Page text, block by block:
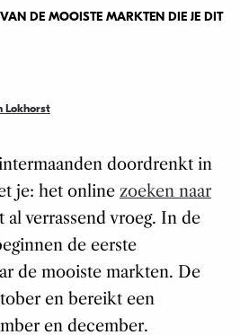
DE MOOISTE MARKTEN DIE JE DIT
Lokhorst
doordrenkt in
je: het online zoeken naar
verrassend vroeg. In de
de eerste
de mooiste markten. De
en bereikt een
en december.